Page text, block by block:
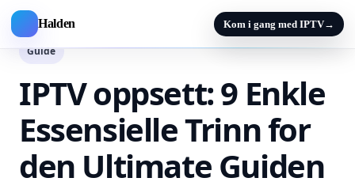
Halden Kom i gang med IPTV→
Guide
IPTV oppsett: 9 Enkle
Essensielle Trinn for
den Ultimate Guiden